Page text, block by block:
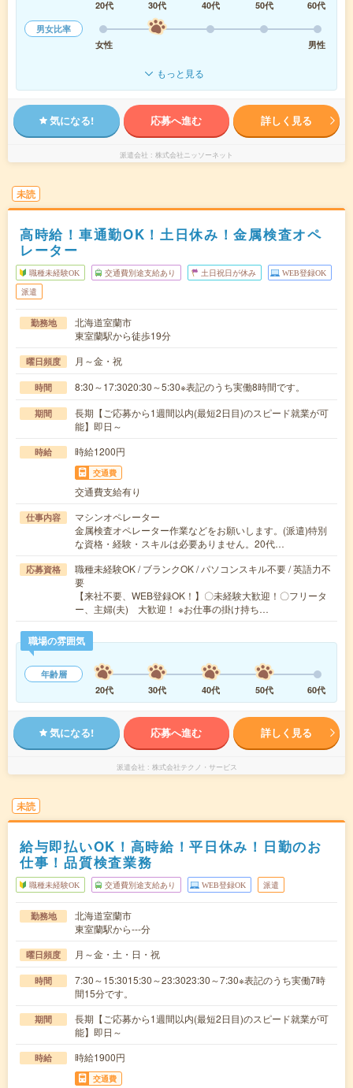
20代
30代 40代 50代
60代
男女比率
女性
男性
もっと見る
気になる! 応募へ進む 詳しく見る
派遣会社 株式会社ニッソーネット
未読
高時給！車通勤OK！土日休み！金属検査オペ
レーター
職種未経験OK 交通費別途支給あり 土日祝日が休み WEB登録OK
派遣
勤務地
北海道室蘭市
東室蘭駅から徒歩19分
曜日頻度 月～金・祝
時間 8:30～17:3020:30～5:30※表記のうち実働8時間です。
期間
長期【ご応募から1週間以内(最短2日目)のスピード就業が可
能】即日～
時給 時給1200円
交通費
交通費支給有り
仕事内容
マシンオペレーター
金属検査オペレーター作業などをお願いします。(派遣)特別
な資格・経験・スキルは必要ありません。20代…
応募資格
職種未経験OK / ブランクOK / パソコンスキル不要 / 英語力不
要
【来社不要、WEB登録OK！】〇未経験大歓迎！〇フリータ
ー、主婦(夫) 大歓迎！ ※お仕事の掛け持ち…
職場の雰囲気
年齢層
20代
30代 40代 50代 60代
気になる! 応募へ進む 詳しく見る
派遣会社 株式会社テクノ・サービス
未読
給与即払いOK！高時給！平日休み！日勤のお
仕事！品質検査業務
職種未経験OK 交通費別途支給あり WEB登録OK 派遣
勤務地
北海道室蘭市
東室蘭駅から---分
曜日頻度 月～金・土・日・祝
時間
7:30～15:3015:30～23:3023:30～7:30※表記のうち実働7時
間15分です。
期間
長期【ご応募から1週間以内(最短2日目)のスピード就業が可
能】即日～
時給 時給1900円
交通費